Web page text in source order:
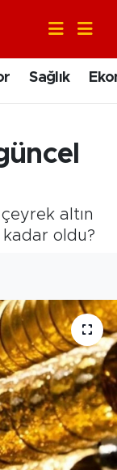
Sağlık
altın
kadar oldu?